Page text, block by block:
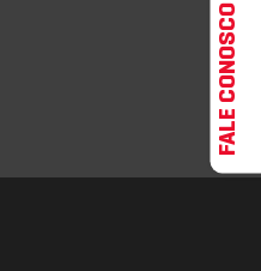
FALE CONOSCO